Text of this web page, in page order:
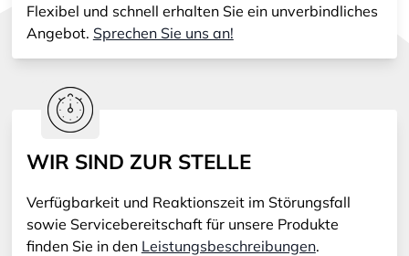
Flexibel und schnell erhalten Sie ein unverbindliches
Angebot. Sprechen Sie uns an!
WIR SIND ZUR STELLE
Verfügbarkeit und Reaktionszeit im Störungsfall
sowie Servicebereitschaft für unsere Produkte
finden Sie in den Leistungsbeschreibungen.